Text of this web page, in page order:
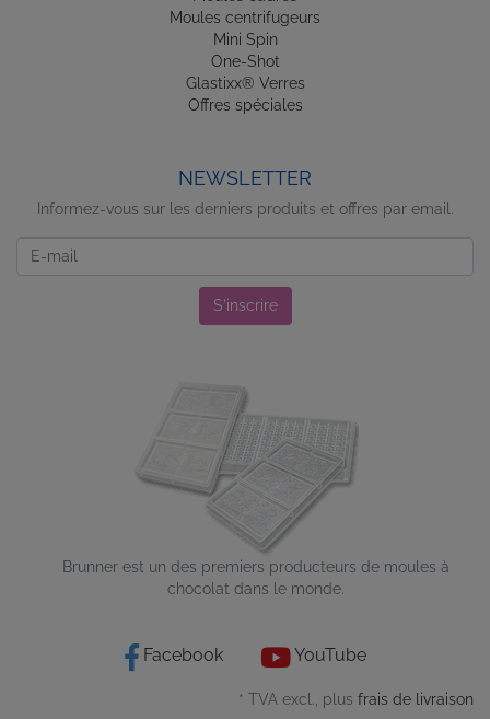
Moules centrifugeurs
Mini Spin
One-Shot
Glastixx® Verres
Offres spéciales
NEWSLETTER
Informez-vous sur les derniers produits et offres par email.
S'inscrire
Brunner est un des premiers producteurs de moules à
chocolat dans le monde.
Facebook YouTube
* TVA excl., plus frais de livraison